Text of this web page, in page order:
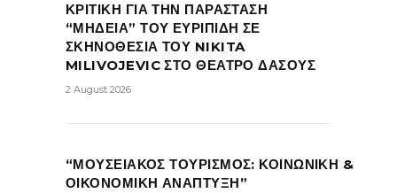
ΚΡΙΤΙΚΗ ΓΙΑ ΤΗΝ ΠΑΡΑΣΤΑΣΗ
“ΜΗΔΕΙΑ” ΤΟΥ ΕΥΡΙΠΙΔΗ ΣΕ
ΣΚΗΝΟΘΕΣΙΑ ΤΟΥ NIKITA
MILIVOJEVIC ΣΤΟ ΘΕΑΤΡΟ ΔΑΣΟΥΣ
2 August 2026
“ΜΟΥΣΕΙΑΚΟΣ ΤΟΥΡΙΣΜΟΣ: ΚΟΙΝΩΝΙΚΗ &
ΟΙΚΟΝΟΜΙΚΗ ΑΝΑΠΤΥΞΗ”